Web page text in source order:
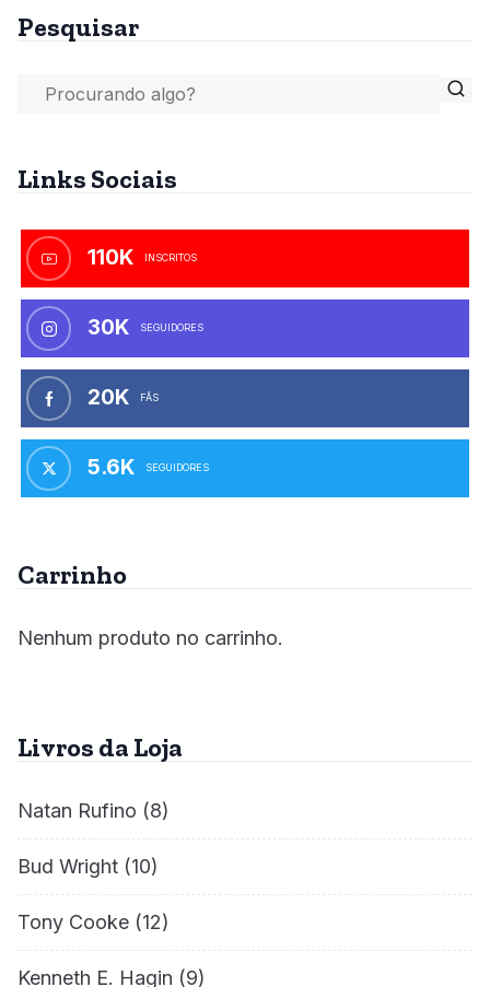
Pesquisar
Links Sociais
110K INSCRITOS
30K SEGUIDORES
20K FÃS
5.6K SEGUIDORES
Carrinho
Nenhum produto no carrinho.
Livros da Loja
Natan Rufino (8)
Bud Wright (10)
Tony Cooke (12)
Kenneth E. Hagin (9)